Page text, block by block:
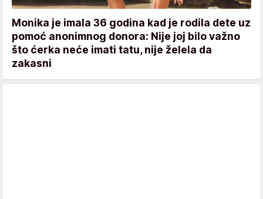
Monika je imala 36 godina kad je rodila dete uz
pomoć anonimnog donora: Nije joj bilo važno
što ćerka neće imati tatu, nije želela da
zakasni